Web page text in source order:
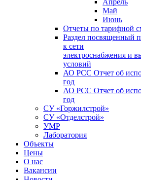
Апрель
Май
Июнь
Отчеты по тарифной
Раздел посвященный
к сети
электроснабжения и
условий
АО РСС Отчет об
год
АО РСС Отчет об
год
СУ «Горжилстрой»
СУ «Отделстрой»
УМР
Лаборатория
Объекты
Цены
О нас
Вакансии